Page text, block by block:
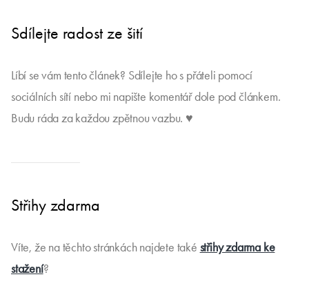
Sdílejte radost ze šití
Líbí se vám tento článek? Sdílejte ho s přáteli pomocí
sociálních sítí nebo mi napište komentář dole pod článkem.
Budu ráda za každou zpětnou vazbu. ♥
Střihy zdarma
Víte, že na těchto stránkách najdete také střihy zdarma ke
stažení?